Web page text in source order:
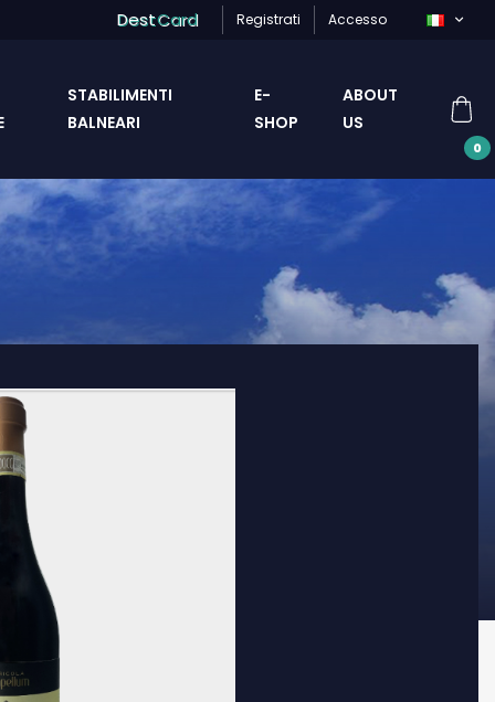
DestCard Registrati Accesso
STABILIMENTI
BALNEARI
E-
SHOP
ABOUT
US
0